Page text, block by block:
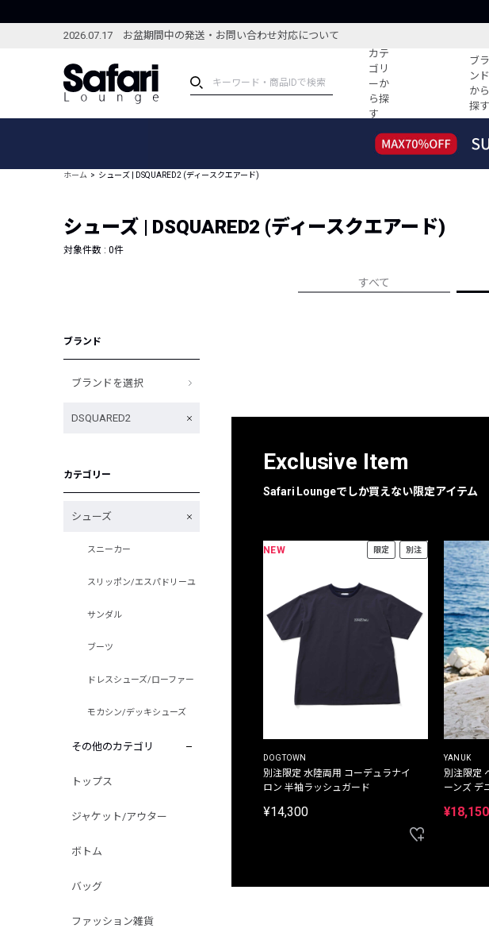
2026.07.17 お盆期間中の発送・お問い合わせ対応について
カテ
ゴリ
ーか
ら探
す
ブラ
ンド
から
探す
ブランドから探す
新着アイテム
編集部のおすすめアイテム
特集記事
コーディネート
すべての
人気記
フォー
ホーム シューズ | DSQUARED2 (ディースクエアード)
シューズ | DSQUARED2 (ディースクエアード)
対象件数 : 0件
すべて
ブランド
ブランドを選択
DSQUARED2
カテゴリー
シューズ
スニーカー
スリッポン/エスパドリーユ
サンダル
ブーツ
ドレスシューズ/ローファー
モカシン/デッキシューズ
その他のカテゴリ
トップス
ジャケット/アウター
ボトム
バッグ
ファッション雑貨
Exclusive Item
Safari Loungeでしか買えない限定アイテム
NEW 限定 別注
DOGTOWN
別注限定 水陸両用 コーデュラナイ
ロン 半袖ラッシュガード
¥14,300
YANUK
別注限定
ーンズ デ
¥18,150